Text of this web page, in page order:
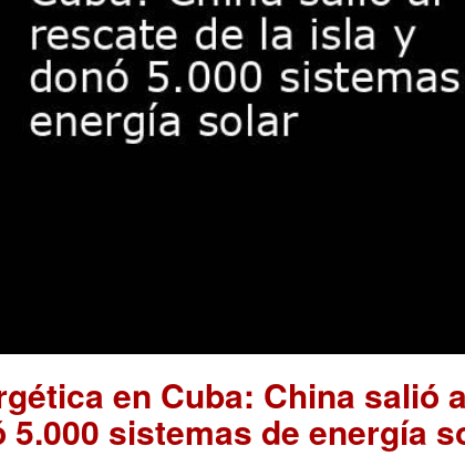
en Cuba: China salió
5.000 sistemas de energía